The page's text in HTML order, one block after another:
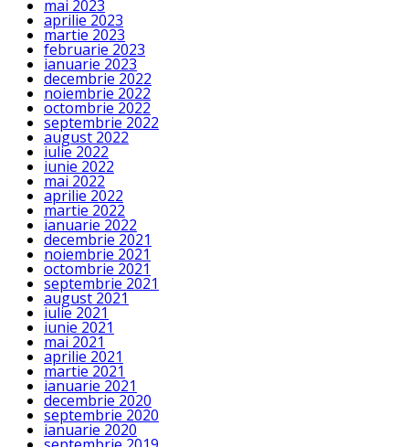
mai 2023
aprilie 2023
martie 2023
februarie 2023
ianuarie 2023
decembrie 2022
noiembrie 2022
octombrie 2022
septembrie 2022
august 2022
iulie 2022
iunie 2022
mai 2022
aprilie 2022
martie 2022
ianuarie 2022
decembrie 2021
noiembrie 2021
octombrie 2021
septembrie 2021
august 2021
iulie 2021
iunie 2021
mai 2021
aprilie 2021
martie 2021
ianuarie 2021
decembrie 2020
septembrie 2020
ianuarie 2020